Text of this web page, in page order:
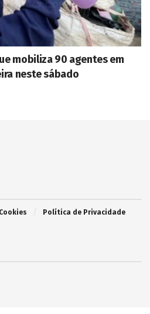
mobiliza 90 agentes em
neste sábado
Política de Privacidade